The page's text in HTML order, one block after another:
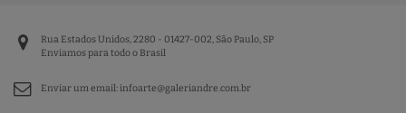
Rua Estados Unidos, 2280 - 01427-002, São Paulo, SP
Enviamos para todo o Brasil
Enviar um email:infoarte@galeriandre.com.br